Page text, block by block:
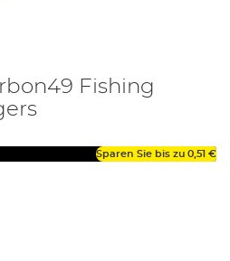
Fishing
Sparen Sie bis zu 0,51 €